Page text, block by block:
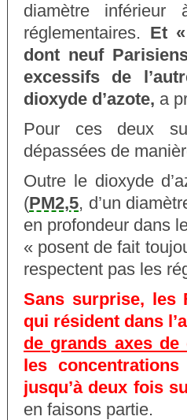
diamètre
réglementaires. Et
dont neuf
excessifs de
dioxyde d’azote, a
Pour ces deux
dépassées de
Outre le dioxyde
(PM2,5, d’un
en profondeur dans
« posent de fait
respectent pas les
Sans surprise, les
qui résident dans
de grands axes de
les
jusqu’à deux fois
en faisons partie.